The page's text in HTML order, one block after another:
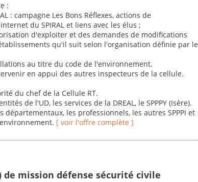
:
: campagne Les Bons Réflexes, actions de
du SPIRAL et liens avec les élus ;
d'exploiter et des demandes de modifications
qu'il suit selon l'organisation définie par le
au titre du code de l'environnement.
en appui des autres inspecteurs de la cellule.
du chef de la Cellule RT.
de l'UD, les services de la DREAL, le SPPPY (Isère).
départementaux, les professionnels, les autres SPPPI et
[ voir l'offre complète ]
de mission défense sécurité civile